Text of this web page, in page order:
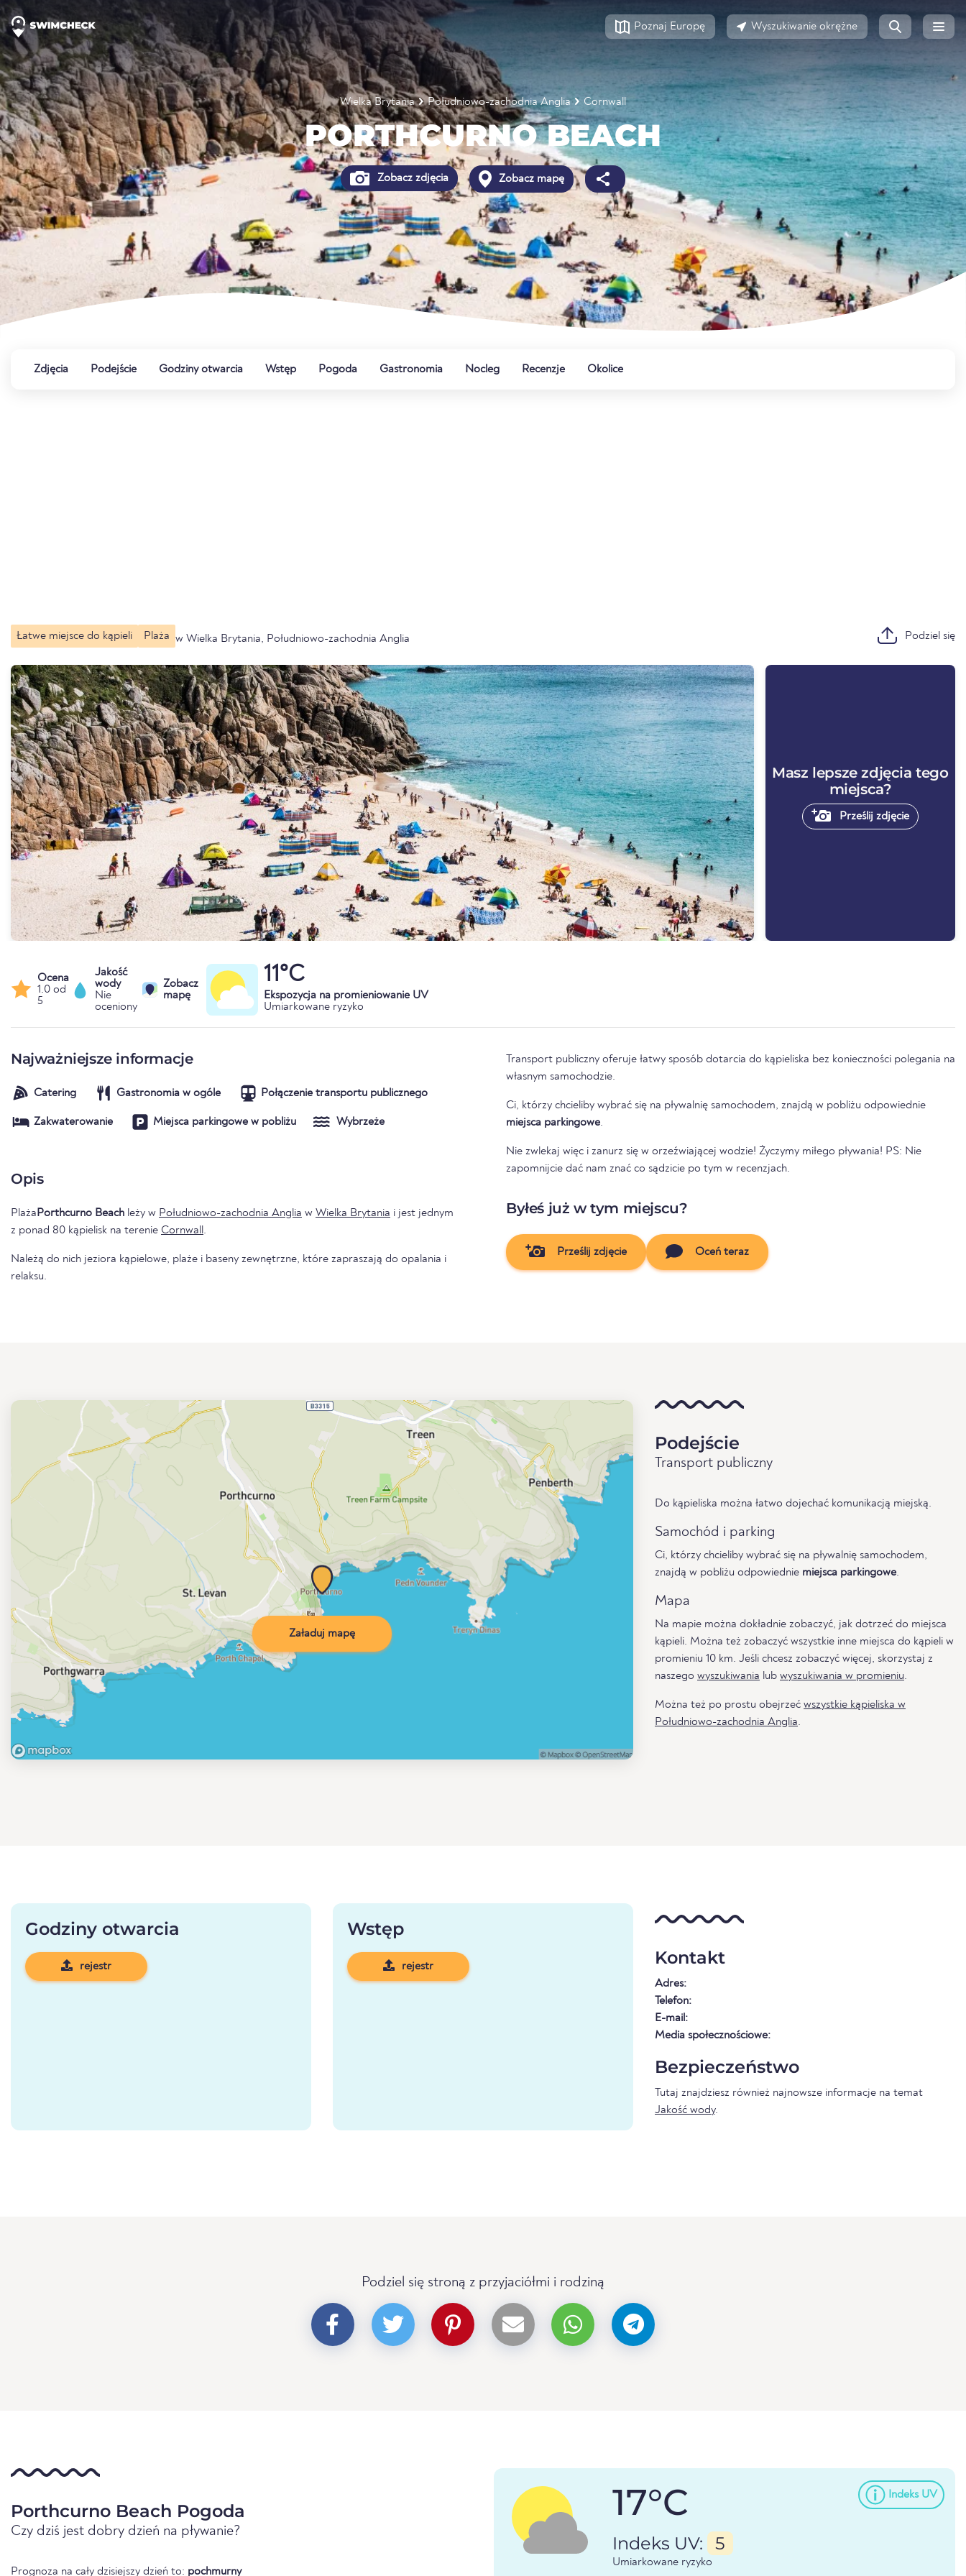
Poznaj Europę Wyszukiwanie okrężne
Wielka Brytania Południowo-zachodnia Anglia Cornwall
PORTHCURNO BEACH
Zobacz zdjęcia Zobacz mapę
Zdjęcia Podejście Godziny otwarcia Wstęp Pogoda Gastronomia Nocleg Recenzje Okolice
Łatwe miejsce do kąpieli Plaża w Wielka Brytania, Południowo-zachodnia Anglia Podziel się
Masz lepsze zdjęcia tego
miejsca?
Prześlij zdjęcie
Ocena
1.0 od
5
Jakość
wody
Nie
oceniony
Zobacz
mapę
11°C
Ekspozycja na promieniowanie UV
Umiarkowane ryzyko
Najważniejsze informacje
Catering Gastronomia w ogóle Połączenie transportu publicznego
Zakwaterowanie Miejsca parkingowe w pobliżu Wybrzeże
Opis
Plaża Porthcurno Beach leży w Południowo-zachodnia Anglia w Wielka Brytania i jest jednym
z ponad 80 kąpielisk na terenie Cornwall .
Należą do nich jeziora kąpielowe, plaże i baseny zewnętrzne, które zapraszają do opalania i
relaksu.
Transport publiczny oferuje łatwy sposób dotarcia do kąpieliska bez konieczności polegania na
własnym samochodzie.
Ci, którzy chcieliby wybrać się na pływalnię samochodem, znajdą w pobliżu odpowiednie
miejsca parkingowe.
Nie zwlekaj więc i zanurz się w orzeźwiającej wodzie! Życzymy miłego pływania! PS: Nie
zapomnijcie dać nam znać co sądzicie po tym w recenzjach.
Byłeś już w tym miejscu?
Prześlij zdjęcie Oceń teraz
Załaduj mapę
Podejście
Transport publiczny
Do kąpieliska można łatwo dojechać komunikacją miejską.
Samochód i parking
Ci, którzy chcieliby wybrać się na pływalnię samochodem,
znajdą w pobliżu odpowiednie miejsca parkingowe.
Mapa
Na mapie można dokładnie zobaczyć, jak dotrzeć do miejsca
kąpieli. Można też zobaczyć wszystkie inne miejsca do kąpieli w
promieniu 10 km. Jeśli chcesz zobaczyć więcej, skorzystaj z
naszego wyszukiwania lub wyszukiwania w promieniu.
Można też po prostu obejrzeć wszystkie kąpieliska w
Południowo-zachodnia Anglia.
Godziny otwarcia
rejestr
Wstęp
rejestr Kontakt
Adres:
Telefon:
E-mail:
Media społecznościowe:
Bezpieczeństwo
Tutaj znajdziesz również najnowsze informacje na temat
Jakość wody.
Podziel się stroną z przyjaciółmi i rodziną
Porthcurno Beach Pogoda
Czy dziś jest dobry dzień na pływanie?
Prognoza na cały dzisiejszy dzień to: pochmurny
Indeks UV
17°C
Indeks UV: 5
Umiarkowane ryzyko